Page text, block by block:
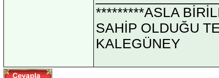
*********ASLA
SAHİP OLDUĞU
KALEGÜNEY